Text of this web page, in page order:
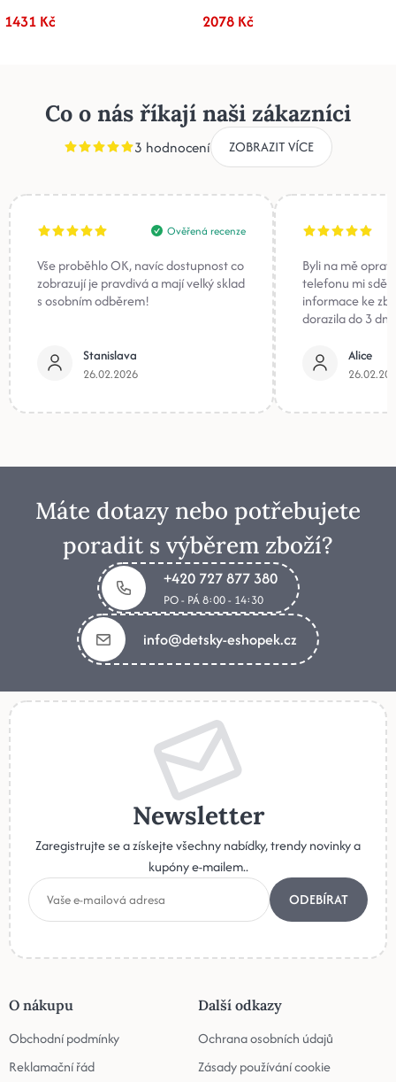
1431 Kč 2078 Kč
Co o nás říkají naši zákazníci
3 hodnocení ZOBRAZIT VÍCE
Ověřená recenze
Vše proběhlo OK, navíc dostupnost co
zobrazují je pravdivá a mají velký sklad
s osobním odběrem!
Stanislava
26.02.2026
Byli na mě
telefonu mi
informace ke
dorazila do 3
Alice
Máte dotazy nebo potřebujete
poradit s výběrem zboží?
+420 727 877 380
PO - PÁ 8:00 - 14:30
info@detsky-eshopek.cz
Newsletter
Zaregistrujte se a získejte všechny nabídky, trendy novinky a
kupóny e-mailem..
ODEBÍRAT
O nákupu
Obchodní podmínky
Reklamační řád
Další odkazy
Ochrana osobních údajů
Zásady používání cookie